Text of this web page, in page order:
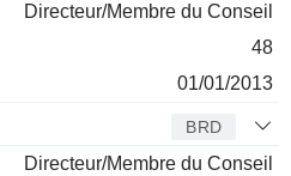
Directeur/Membre du Conseil
48
01/01/2013
BRD
Directeur/Membre du Conseil